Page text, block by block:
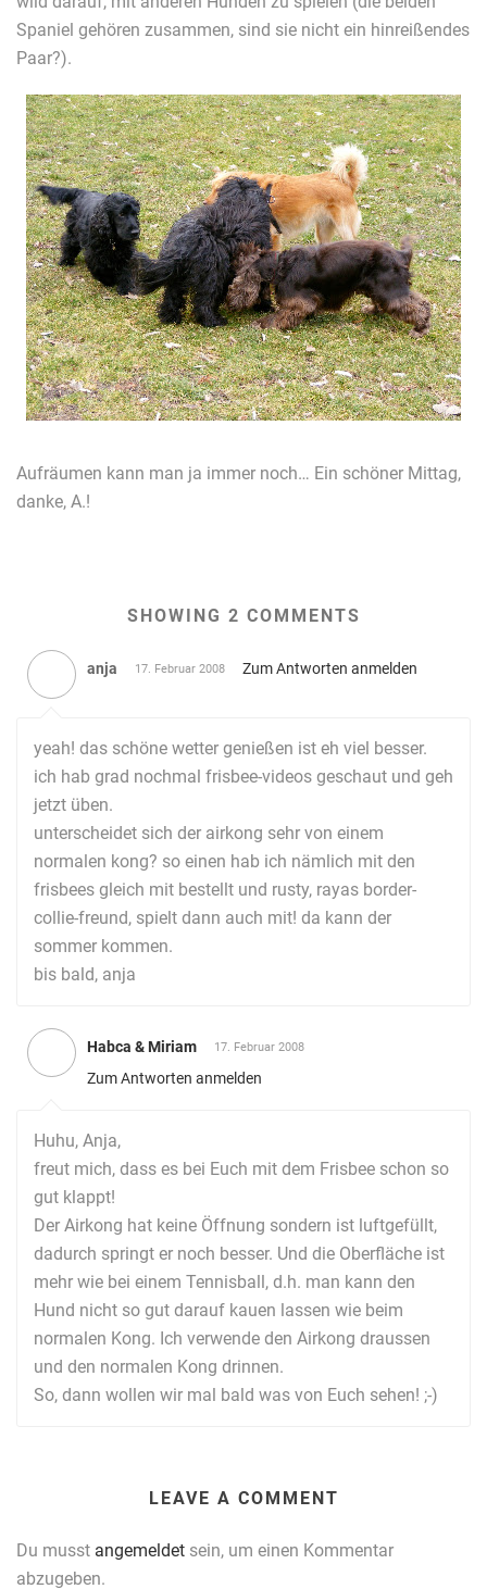
Spaniel gehören zusammen, sind sie nicht ein hinreißendes
Paar?).
Aufräumen kann man ja immer noch… Ein schöner Mittag,
danke, A.!
SHOWING 2 COMMENTS
anja 17. Februar 2008 Zum Antworten anmelden
yeah! das schöne wetter genießen ist eh viel besser.
ich hab grad nochmal frisbee-videos geschaut und geh
jetzt üben.
unterscheidet sich der airkong sehr von einem
normalen kong? so einen hab ich nämlich mit den
frisbees gleich mit bestellt und rusty, rayas border-
collie-freund, spielt dann auch mit! da kann der
sommer kommen.
bis bald, anja
Habca & Miriam 17. Februar 2008
Zum Antworten anmelden
Huhu, Anja,
freut mich, dass es bei Euch mit dem Frisbee schon so
gut klappt!
Der Airkong hat keine Öffnung sondern ist luftgefüllt,
dadurch springt er noch besser. Und die Oberfläche ist
mehr wie bei einem Tennisball, d.h. man kann den
Hund nicht so gut darauf kauen lassen wie beim
normalen Kong. Ich verwende den Airkong draussen
und den normalen Kong drinnen.
So, dann wollen wir mal bald was von Euch sehen! ;-)
LEAVE A COMMENT
Du musst angemeldet sein, um einen Kommentar
abzugeben.